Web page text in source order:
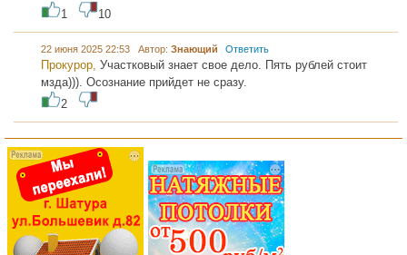
1
10
22 июня 2025 22:53 Автор: Знающий Ответить
Прокурор, Участковый знает свое дело. Пять рублей стоит
мзда))). Осознание прийдет не сразу.
2